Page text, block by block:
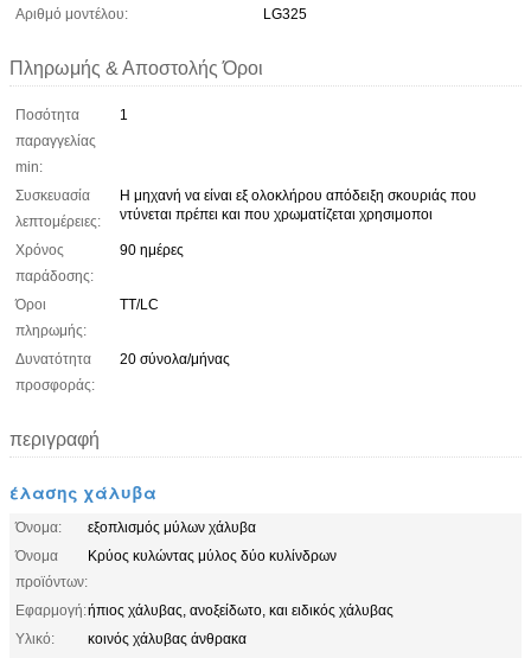
Αριθμό μοντέλου:
LG325
Πληρωμής & Αποστολής Όροι
Ποσότητα
παραγγελίας
min:
1
Συσκευασία
λεπτομέρειες:
Η μηχανή να είναι εξ ολοκλήρου απόδειξη σκουριάς που
ντύνεται πρέπει και που χρωματίζεται χρησιμοποι
Χρόνος
παράδοσης:
90 ημέρες
Όροι
πληρωμής:
TT/LC
Δυνατότητα
προσφοράς:
20 σύνολα/μήνας
περιγραφή
έλασης χάλυβα
Όνομα:
εξοπλισμός μύλων χάλυβα
Όνομα
προϊόντων:
Κρύος κυλώντας μύλος δύο κυλίνδρων
Εφαρμογή:ήπιος χάλυβας, ανοξείδωτο, και ειδικός χάλυβας
Υλικό:
κοινός χάλυβας άνθρακα